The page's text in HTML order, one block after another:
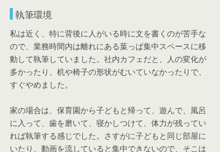
執筆環境
私は近く、特に背後に人がいる時に文を書くのが苦手な
ので、業務時間内は離れにある葉っぱ集中スペースに移
動して執筆していました。社内カフェだと、人の変化が
多かったり、机や椅子の形状がむいていなかったりで、
すぐやめました。
家の場合は、保育園から子どもと帰って、遊んで、風呂
に入って、歯を磨いて、寝かしつけて、体力が残ってい
れば執筆する感じでした。さすがに子どもと同じ部屋に
いたり、動画を流していると集中できないので、そこは